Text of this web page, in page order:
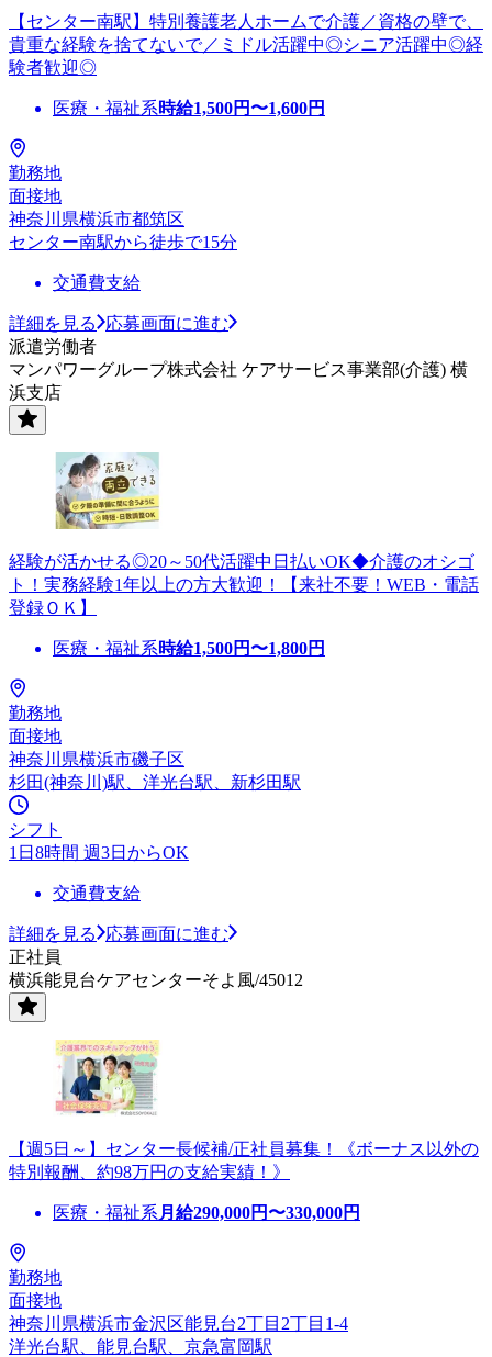
【センター南駅】特別養護老人ホームで介護／資格の壁で、
貴重な経験を捨てないで／ミドル活躍中◎シニア活躍中◎経
験者歓迎◎
医療・福祉系時給1,500円〜1,600円
勤務地
面接地
神奈川県横浜市都筑区
センター南駅から徒歩で15分
交通費支給
詳細を見る
応募画面に進む
派遣労働者
マンパワーグループ株式会社 ケアサービス事業部(介護) 横
浜支店
経験が活かせる◎20～50代活躍中日払いOK◆介護のオシゴ
ト！実務経験1年以上の方大歓迎！【来社不要！WEB・電話
登録ＯＫ】
医療・福祉系時給1,500円〜1,800円
勤務地
面接地
神奈川県横浜市磯子区
杉田(神奈川)駅、洋光台駅、新杉田駅
シフト
1日8時間 週3日からOK
交通費支給
詳細を見る
応募画面に進む
正社員
横浜能見台ケアセンターそよ風/45012
【週5日～】センター長候補/正社員募集！《ボーナス以外の
特別報酬、約98万円の支給実績！》
医療・福祉系 月給290,000円〜330,000円
勤務地
面接地
神奈川県横浜市金沢区能見台2丁目2丁目1-4
洋光台駅、能見台駅、京急富岡駅